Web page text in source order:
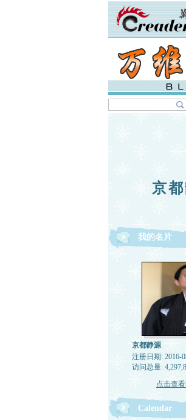
京
我的名片
京都静源
注册日期: 2016-
访问总量:
点击查
Calendar